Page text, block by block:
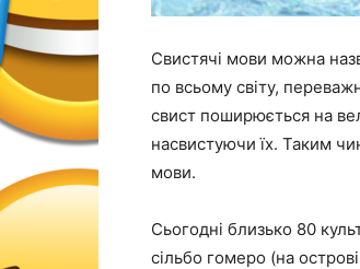
Свистячі мови можна
по всьому світу,
свист поширюється на
насвистуючи їх. Таким
мови.
Сьогодні близько 80
сільбо гомеро (на